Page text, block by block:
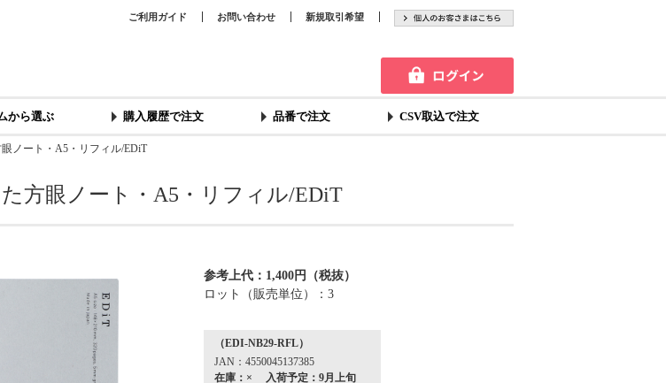
ご利用ガイド お問い合わせ 新規取引希望
から選ぶ 購入履歴で注文 品番で注文 CSV取込で注文
ノート・A5・リフィル/EDiT
方眼ノート・A5・リフィル/EDiT
参考上代：1,400円（税抜）
ロット（販売単位）：3
（EDI-NB29-RFL）
JAN：4550045137385
在庫：× 入荷予定：9月上旬